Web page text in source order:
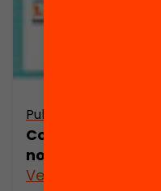
Publicació
Com podem
nostre sistema
Veure’n més